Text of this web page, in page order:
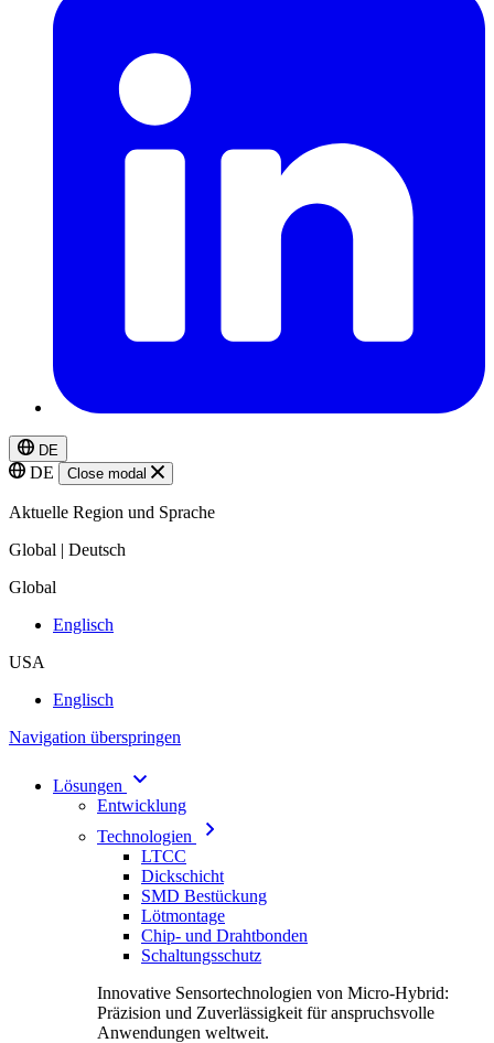
DE
DE Close modal
Aktuelle Region und Sprache
Global | Deutsch
Global
Englisch
USA
Englisch
Navigation überspringen
Lösungen
Entwicklung
Technologien
LTCC
Dickschicht
SMD Bestückung
Lötmontage
Chip- und Drahtbonden
Schaltungsschutz
Innovative Sensortechnologien von Micro-Hybrid:
Präzision und Zuverlässigkeit für anspruchsvolle
Anwendungen weltweit.